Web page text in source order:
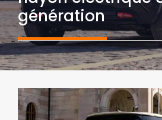
génération